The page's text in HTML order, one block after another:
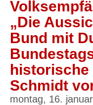
„Die
Bund mit
historische
Schmidt
montag, 16.